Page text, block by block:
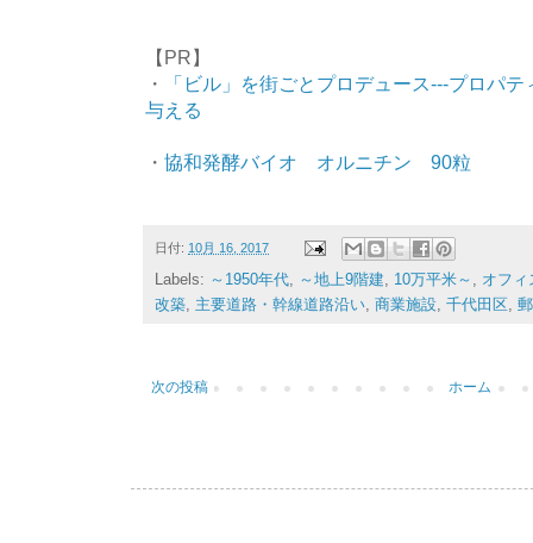
【PR】
・
「ビル」を街ごとプロデュース---プロパ
与える
・ 協和発酵バイオ オルニチン 90粒
日付: 10月 16, 2017
Labels: ～1950年代, ～地上9階建, 10万平米～ , オフィ
改築, 主要道路・幹線道路沿い, 商業施設, 千代田区,
次の投稿 ホーム